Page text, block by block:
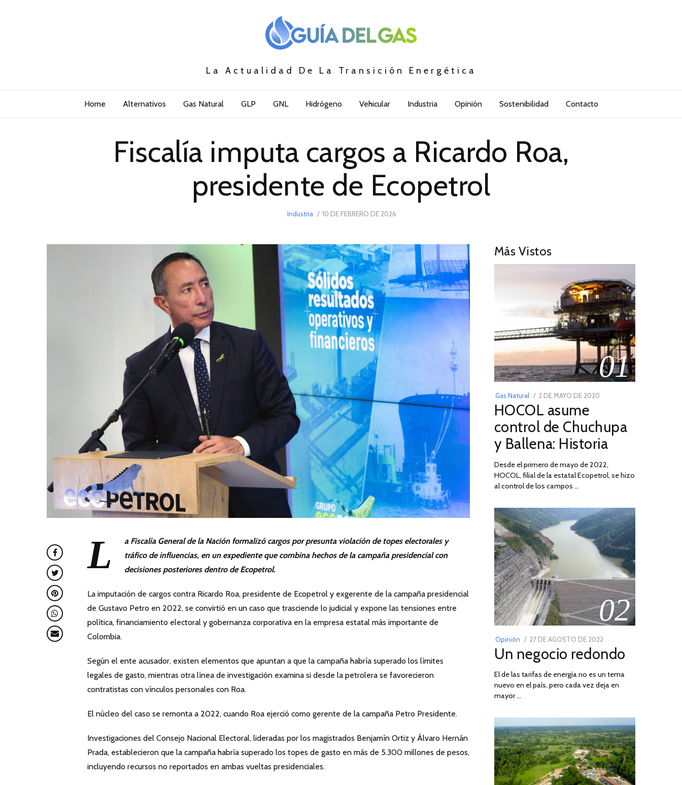
La Actualidad De La Transición Energética
Home Alternativos Gas Natural GLP GNL Hidrógeno Vehicular Industria Opinión Sostenibilidad Contacto
Fiscalía imputa cargos a Ricardo Roa,
presidente de Ecopetrol
Industria
POSTED
10 DE FEBRERO DE 2026
DE
L
a Fiscalía General de la Nación formalizó cargos por presunta violación de topes electorales y
tráfico de influencias, en un expediente que combina hechos de la campaña presidencial con
decisiones posteriores dentro de Ecopetrol.
La imputación de cargos contra Ricardo Roa, presidente de Ecopetrol y exgerente de la campaña presidencial
de Gustavo Petro en 2022, se convirtió en un caso que trasciende lo judicial y expone las tensiones entre
política, financiamiento electoral y gobernanza corporativa en la empresa estatal más importante de
Colombia.
Según el ente acusador, existen elementos que apuntan a que la campaña habría superado los límites
legales de gasto, mientras otra línea de investigación examina si desde la petrolera se favorecieron
contratistas con vínculos personales con Roa.
El núcleo del caso se remonta a 2022, cuando Roa ejerció como gerente de la campaña Petro Presidente.
Investigaciones del Consejo Nacional Electoral, lideradas por los magistrados Benjamín Ortiz y Álvaro Hernán
Prada, establecieron que la campaña habría superado los topes de gasto en más de 5.300 millones de pesos,
incluyendo recursos no reportados en ambas vueltas presidenciales.
Más Vistos
01
Gas Natural
POSTED
ON
2 DE MAYO DE 2020
DE
2026
HOCOL asume
control de Chuchupa
y Ballena: Historia
Desde el primero de mayo de 2022,
HOCOL, filial de la estatal Ecopetrol, se hizo
al control de los campos …
02
Opinión
POSTED
ON
27 DE AGOSTO DE 2022
DE
DE
2022
Un negocio redondo
El de las tarifas de energía no es un tema
nuevo en el país, pero cada vez deja en
mayor …